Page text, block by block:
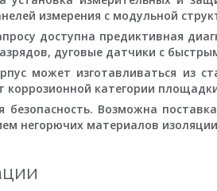
измерения с модульной
доступна предиктивная
дуговые датчики с
может изготавливаться из
коррозионной категории
безопасность. Возможна
негорючих материалов